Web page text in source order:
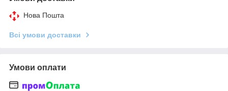
Нова Пошта
Всі умови доставки
Умови оплати